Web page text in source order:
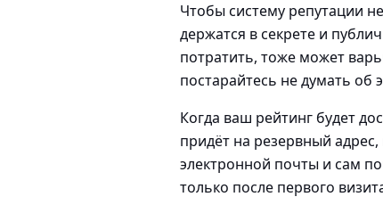
Чтобы систему репутации
держатся в секрете и
потратить, тоже может
постарайтесь не думать
Когда ваш рейтинг будет
придёт на резервный
электронной почты и сам
только после первого